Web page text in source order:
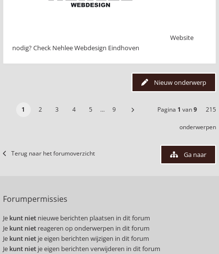
Website
nodig? Check Nehlee Webdesign Eindhoven
Nieuw onderwerp
1 2 3 4 5 … 9 Pagina 1 van9 215
onderwerpen
Terug naar het forumoverzicht Ga naar
Forumpermissies
Je kunt niet nieuwe berichten plaatsen in dit forum
Je kunt niet reageren op onderwerpen in dit forum
Je kunt niet je eigen berichten wijzigen in dit forum
Je kunt niet je eigen berichten verwijderen in dit forum